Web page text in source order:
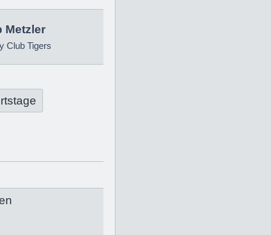
Metzler
Club Tigers